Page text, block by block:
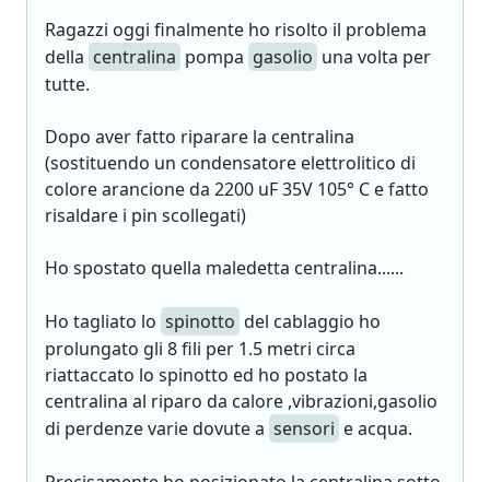
Ragazzi oggi finalmente ho risolto il problema
della centralina pompa gasolio una volta per
tutte.
Dopo aver fatto riparare la centralina
(sostituendo un condensatore elettrolitico di
colore arancione da 2200 uF 35V 105° C e fatto
risaldare i pin scollegati)
Ho spostato quella maledetta centralina......
Ho tagliato lo spinotto del cablaggio ho
prolungato gli 8 fili per 1.5 metri circa
riattaccato lo spinotto ed ho postato la
centralina al riparo da calore ,vibrazioni,gasolio
di perdenze varie dovute a sensori e acqua.